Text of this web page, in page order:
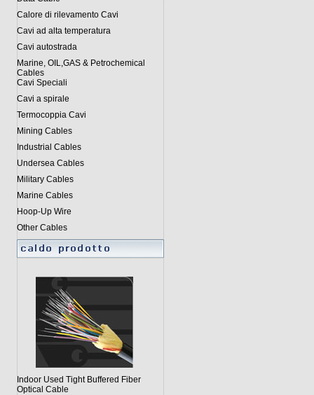
Calore di rilevamento Cavi
Cavi ad alta temperatura
Cavi autostrada
Marine, OIL,GAS & Petrochemical
Cables
Cavi Speciali
Cavi a spirale
Termocoppia Cavi
Mining Cables
Industrial Cables
Undersea Cables
Military Cables
Marine Cables
Hoop-Up Wire
Other Cables
Indoor Used Tight Buffered Fiber
Optical Cable